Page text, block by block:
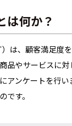
は何か？
は、顧客満足度
品やサービスに
アンケートを行い
です。